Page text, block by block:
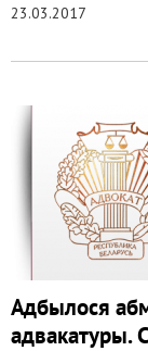
23.03.2017
Адбылося
адвакатуры.